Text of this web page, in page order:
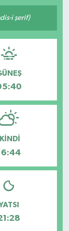
i şerif)
İKINDI